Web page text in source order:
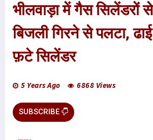
भीलवाड़ा में गैस सिलेंडरों
बिजली गिरने से पलटा,
फ़टे सिलेंडर
5 Years Ago 6868 Views
SUBSCRIBE